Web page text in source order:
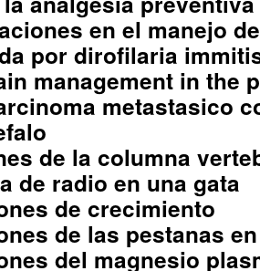
en el manejo
por dirofilaria
management in the
metastasico
de la columna
de radio en una gata
de crecimiento
de las pestanas
del magnesio